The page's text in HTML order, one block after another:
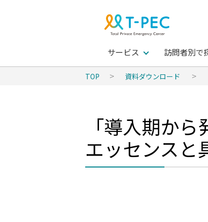
サービス 訪問者別で
TOP 資料ダウンロード
「導入期か
エッセンスと